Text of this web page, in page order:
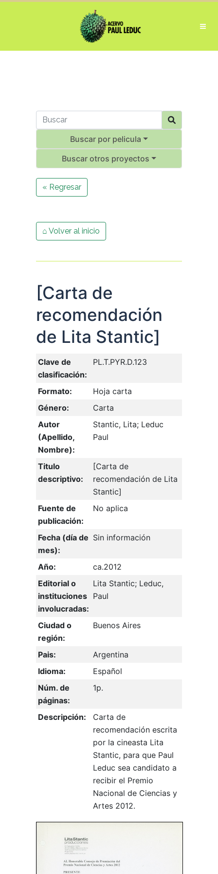
Buscar por pelicula
Buscar otros proyectos
« Regresar
⌂ Volver al inicio
[Carta de
recomendación
de Lita Stantic]
Clave de
clasificación:
PL.T.PYR.D.123
Formato:
Hoja carta
Género:
Carta
Autor
(Apellido,
Nombre):
Stantic, Lita; Leduc
Paul
Titulo
descriptivo:
[Carta de
recomendación de Lita
Stantic]
Fuente de
publicación:
No aplica
Fecha (día de
mes):
Sin información
Año:
ca.2012
Editorial o
instituciones
involucradas:
Lita Stantic; Leduc,
Paul
Ciudad o
región:
Buenos Aires
Pais:
Argentina
Idioma:
Español
Núm. de
páginas:
1p.
Descripción:
Carta de
recomendación escrita
por la cineasta Lita
Stantic, para que Paul
Leduc sea candidato a
recibir el Premio
Nacional de Ciencias y
Artes 2012.